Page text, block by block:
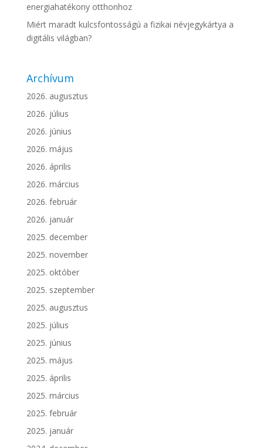
energiahatékony otthonhoz
Miért maradt kulcsfontosságú a fizikai névjegykártya a
digitális világban?
Archívum
2026. augusztus
2026. július
2026. június
2026. május
2026. április
2026. március
2026. február
2026. január
2025. december
2025. november
2025. október
2025. szeptember
2025. augusztus
2025. július
2025. június
2025. május
2025. április
2025. március
2025. február
2025. január